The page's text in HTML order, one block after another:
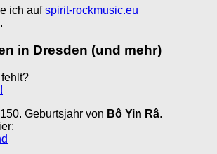
ich aufspirit-rockmusic.eu
in Dresden (und mehr)
fehlt?
Geburtsjahr von Bô Yin Râ.